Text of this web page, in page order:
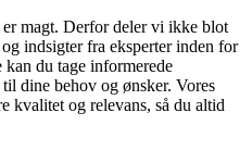
magt. Derfor deler vi ikke blot
indsigter fra eksperter inden for
kan du tage informerede
dine behov og ønsker. Vores
kvalitet og relevans, så du altid